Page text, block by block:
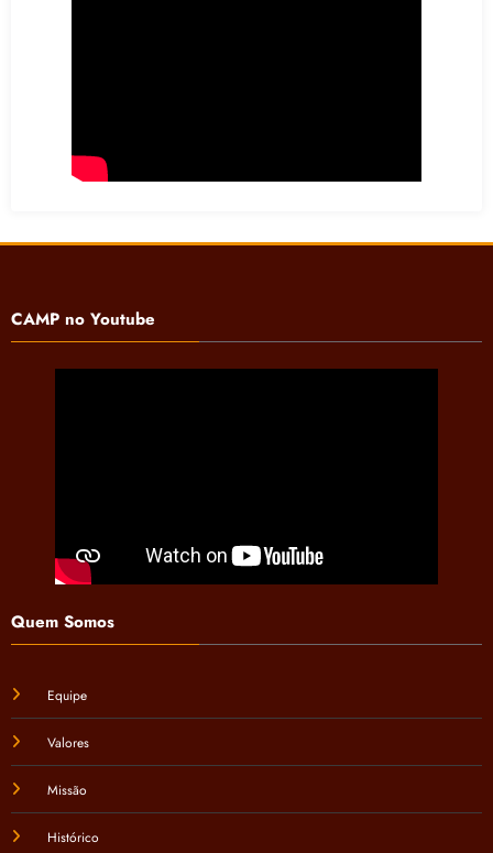
CAMP no Youtube
Quem Somos
Equipe
Valores
Missão
Histórico